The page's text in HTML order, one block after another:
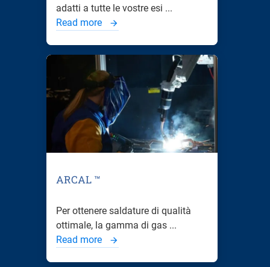
adatti a tutte le vostre esi ...
Read more
ARCAL ™
Per ottenere saldature di qualità
ottimale, la gamma di gas ...
Read more